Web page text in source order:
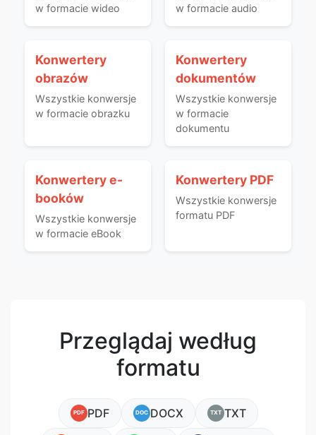
w formacie wideo
w formacie audio
Konwertery
obrazów
Wszystkie konwersje
w formacie obrazku
Konwertery
dokumentów
Wszystkie konwersje
w formacie
dokumentu
Konwertery e-
booków
Wszystkie konwersje
w formacie eBook
Konwertery PDF
Wszystkie konwersje
formatu PDF
Przeglądaj według
formatu
PDF PDF DOC DOCX TXT TXT